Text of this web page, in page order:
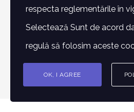
© Copyright 2007 -2026 | Toate
Fundatia Rafael |
Facebook
respecta reglementările în
Selectează Sunt de acord
regulă să folosim aceste
OK, I AGREE